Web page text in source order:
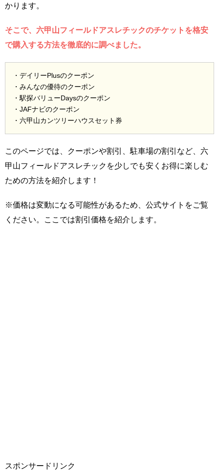
かります。
そこで、六甲山フィールドアスレチックのチケットを格安
で購入する方法を徹底的に調べました。
・デイリーPlusのクーポン
・みんなの優待のクーポン
・駅探バリューDaysのクーポン
・JAFナビのクーポン
・六甲山カンツリーハウスセット券
このページでは、クーポンや割引、駐車場の割引など、六
甲山フィールドアスレチックを少しでも安くお得に楽しむ
ための方法を紹介します！
※価格は変動になる可能性があるため、公式サイトをご覧
ください。ここでは割引価格を紹介します。
スポンサードリンク